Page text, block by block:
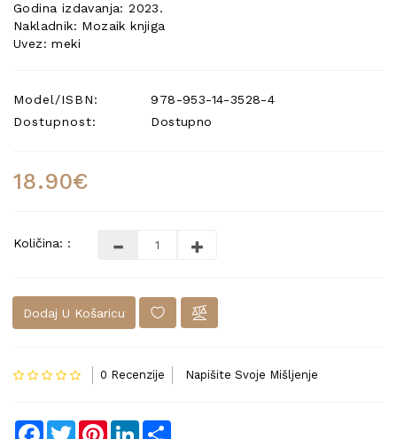
Godina izdavanja: 2023.
Nakladnik: Mozaik knjiga
Uvez: meki
Model/ISBN:
978-953-14-3528-4
Dostupnost:
Dostupno
18.90€
Količina: :
Dodaj U Košaricu
0 Recenzije Napišite Svoje Mišljenje
Facebook
TwitterPinterestLinkedIn